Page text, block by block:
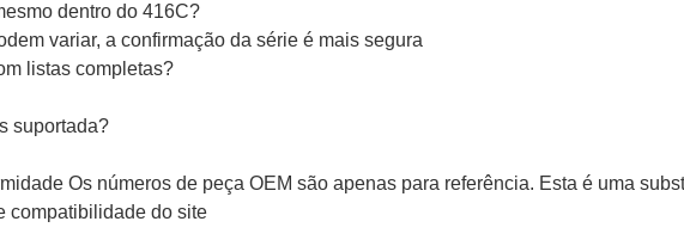
dentro do 416C?
variar, a confirmação da série é mais segura
listas completas?
suportada?
Os números de peça OEM são apenas para referência. Esta é uma
compatibilidade do site